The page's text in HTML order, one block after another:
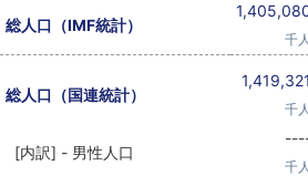
総人口（IMF統計）
千人
総人口（国連統計）
1,419,321
千人
[内訳] - 男性人口
千人